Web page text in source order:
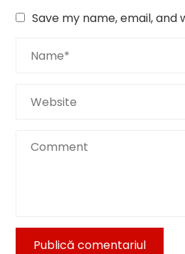
Save my name, email,